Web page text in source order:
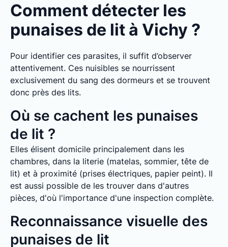
Comment détecter les
punaises de lit à Vichy ?
Pour identifier ces parasites, il suffit d’observer
attentivement. Ces nuisibles se nourrissent
exclusivement du sang des dormeurs et se trouvent
donc près des lits.
Où se cachent les punaises
de lit ?
Elles élisent domicile principalement dans les
chambres, dans la literie (matelas, sommier, tête de
lit) et à proximité (prises électriques, papier peint). Il
est aussi possible de les trouver dans d'autres
pièces, d'où l'importance d'une inspection complète.
Reconnaissance visuelle des
punaises de lit